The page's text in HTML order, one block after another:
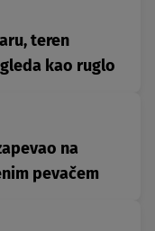
teren
kao ruglo
na
pevačem